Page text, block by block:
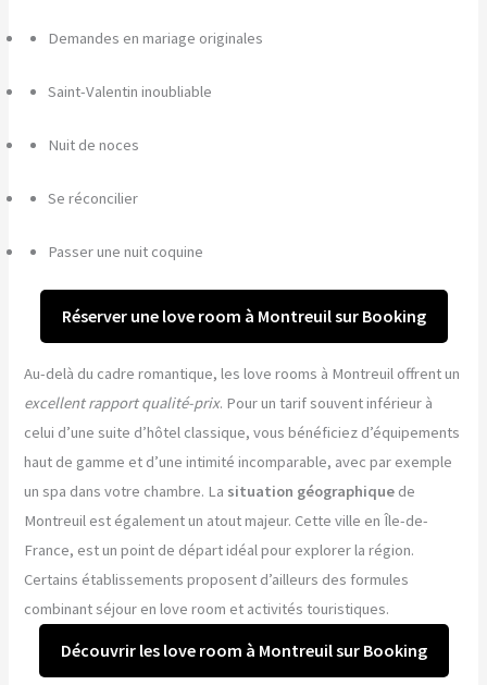
Demandes en mariage originales
Saint-Valentin inoubliable
Nuit de noces
Se réconcilier
Passer une nuit coquine
Réserver une love room à Montreuil sur Booking
Au-delà du cadre romantique, les love rooms à Montreuil offrent un
excellent rapport qualité-prix. Pour un tarif souvent inférieur à
celui d’une suite d’hôtel classique, vous bénéficiez d’équipements
haut de gamme et d’une intimité incomparable, avec par exemple
un spa dans votre chambre. La situation géographique de
Montreuil est également un atout majeur. Cette ville en Île-de-
France, est un point de départ idéal pour explorer la région.
Certains établissements proposent d’ailleurs des formules
combinant séjour en love room et activités touristiques.
Découvrir les love room à Montreuil sur Booking